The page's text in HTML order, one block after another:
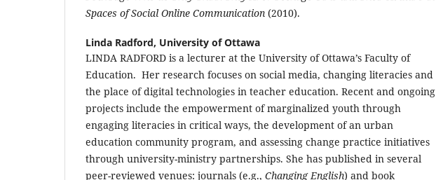
Spaces of Social Online Communication (2010).
Linda Radford, University of Ottawa
LINDA RADFORD is a lecturer at the University of Ottawa’s Faculty of
Education. Her research focuses on social media, changing literacies and
the place of digital technologies in teacher education. Recent and ongoing
projects include the empowerment of marginalized youth through
engaging literacies in critical ways, the development of an urban
education community program, and assessing change practice initiatives
through university-ministry partnerships. She has published in several
peer-reviewed venues: journals (e.g., Changing English) and book